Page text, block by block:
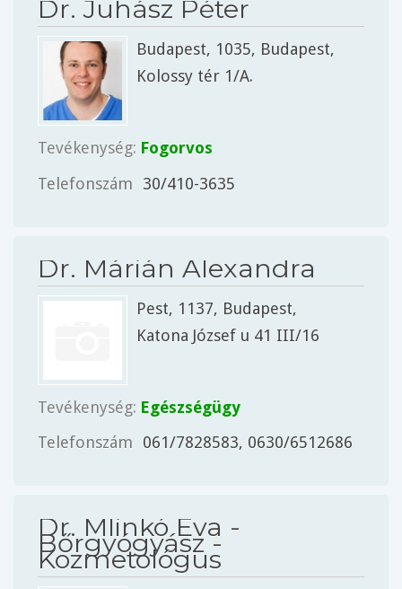
Dr. Juhász Péter
Budapest, 1035, Budapest,
Kolossy tér 1/A.
Tevékenység: Fogorvos
Telefonszám
30/410-3635
Dr. Márián Alexandra
Pest, 1137, Budapest,
Katona József u 41 III/16
Tevékenység: Egészségügy
Telefonszám
061/7828583, 0630/6512686
Dr. Mlinkó Éva -
Bőrgyógyász -
Kozmetológus